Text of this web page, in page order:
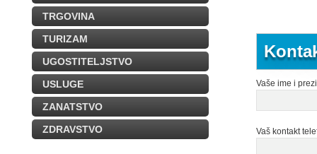
TRGOVINA
TURIZAM
UGOSTITELJSTVO
USLUGE
ZANATSTVO
ZDRAVSTVO
Vaše ime i
Vaš kontakt